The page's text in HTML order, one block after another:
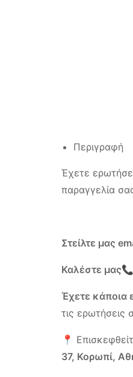
Περιγραφή
Έχετε
παραγγελία
Στείλτε μας
Καλέστε μας📞
Έχετε κάποια
τις ερωτήσεις
📍
37, Κορωπί,